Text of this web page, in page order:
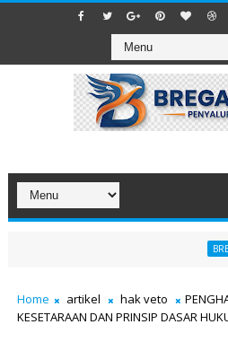
BREBES
Home artikel hak veto
KESETARAAN DAN PRINSIP DASAR